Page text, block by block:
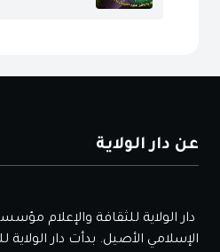
عن دار الولاية
دار الولاية للثقافة والإعلام
الإسلامي الأصيل. بدأت دار